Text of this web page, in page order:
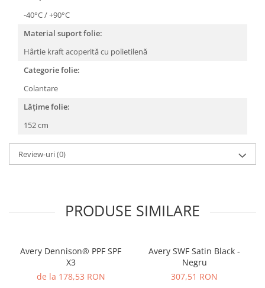
-40°C / +90°C
Material suport folie:
Hârtie kraft acoperită cu polietilenă
Categorie folie:
Colantare
Lățime folie:
152 cm
Review-uri(0)
PRODUSE SIMILARE
Avery Dennison® PPF SPF
X3
de la 178,53 RON
Avery SWF Satin Black -
Negru
307,51 RON